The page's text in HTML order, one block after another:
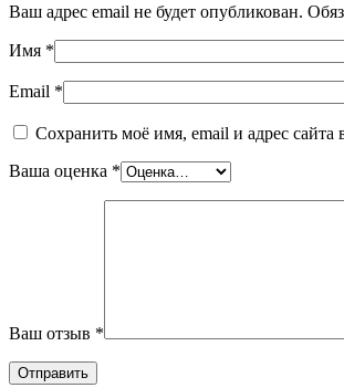
Ваш адрес email не будет опубликован.
Имя *
Email *
Сохранить моё имя, email и адрес
Ваша оценка *
Ваш отзыв *